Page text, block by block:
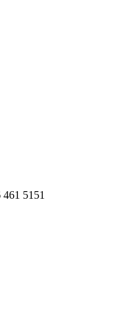
5151